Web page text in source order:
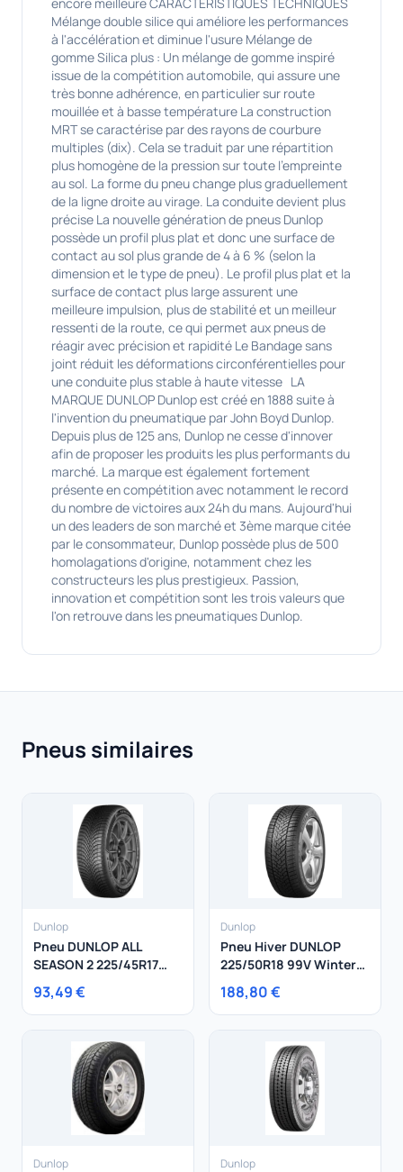
Mélange double silice qui améliore les performances
à l'accélération et diminue l'usure Mélange de
gomme Silica plus : Un mélange de gomme inspiré
issue de la compétition automobile, qui assure une
très bonne adhérence, en particulier sur route
mouillée et à basse température La construction
MRT se caractérise par des rayons de courbure
multiples (dix). Cela se traduit par une répartition
plus homogène de la pression sur toute l'empreinte
au sol. La forme du pneu change plus graduellement
de la ligne droite au virage. La conduite devient plus
précise La nouvelle génération de pneus Dunlop
possède un profil plus plat et donc une surface de
contact au sol plus grande de 4 à 6 % (selon la
dimension et le type de pneu). Le profil plus plat et la
surface de contact plus large assurent une
meilleure impulsion, plus de stabilité et un meilleur
ressenti de la route, ce qui permet aux pneus de
réagir avec précision et rapidité Le Bandage sans
joint réduit les déformations circonférentielles pour
une conduite plus stable à haute vitesse LA
MARQUE DUNLOP Dunlop est créé en 1888 suite à
l'invention du pneumatique par John Boyd Dunlop.
Depuis plus de 125 ans, Dunlop ne cesse d'innover
afin de proposer les produits les plus performants du
marché. La marque est également fortement
présente en compétition avec notamment le record
du nombre de victoires aux 24h du mans. Aujourd'hui
un des leaders de son marché et 3ème marque citée
par le consommateur, Dunlop possède plus de 500
homolagations d'origine, notamment chez les
constructeurs les plus prestigieux. Passion,
innovation et compétition sont les trois valeurs que
l'on retrouve dans les pneumatiques Dunlop.
Pneus similaires
Dunlop
Pneu DUNLOP ALL
SEASON 2 225/45R17
94W
93,49 €
Dunlop
Pneu Hiver DUNLOP
225/50R18 99V Winter
Sport 5 XL
188,80 €
Dunlop Dunlop